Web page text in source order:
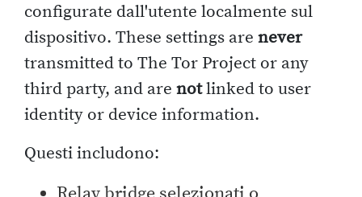
configurate dall'utente localmente sul
dispositivo. These settings are never
transmitted to The Tor Project or any
third party, and are notlinked to user
identity or device information.
Questi includono: